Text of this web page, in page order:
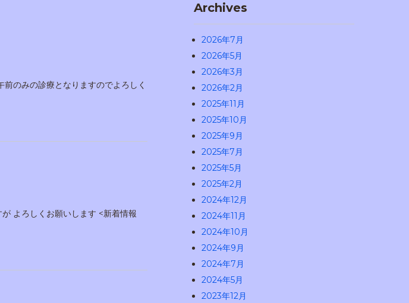
みの診療となりますのでよろしく
よろしくお願いします <新着情報
Archives
2026年7月
2026年5月
2026年3月
2026年2月
2025年11月
2025年10月
2025年9月
2025年7月
2025年5月
2025年2月
2024年12月
2024年11月
2024年10月
2024年9月
2024年7月
2024年5月
2023年12月